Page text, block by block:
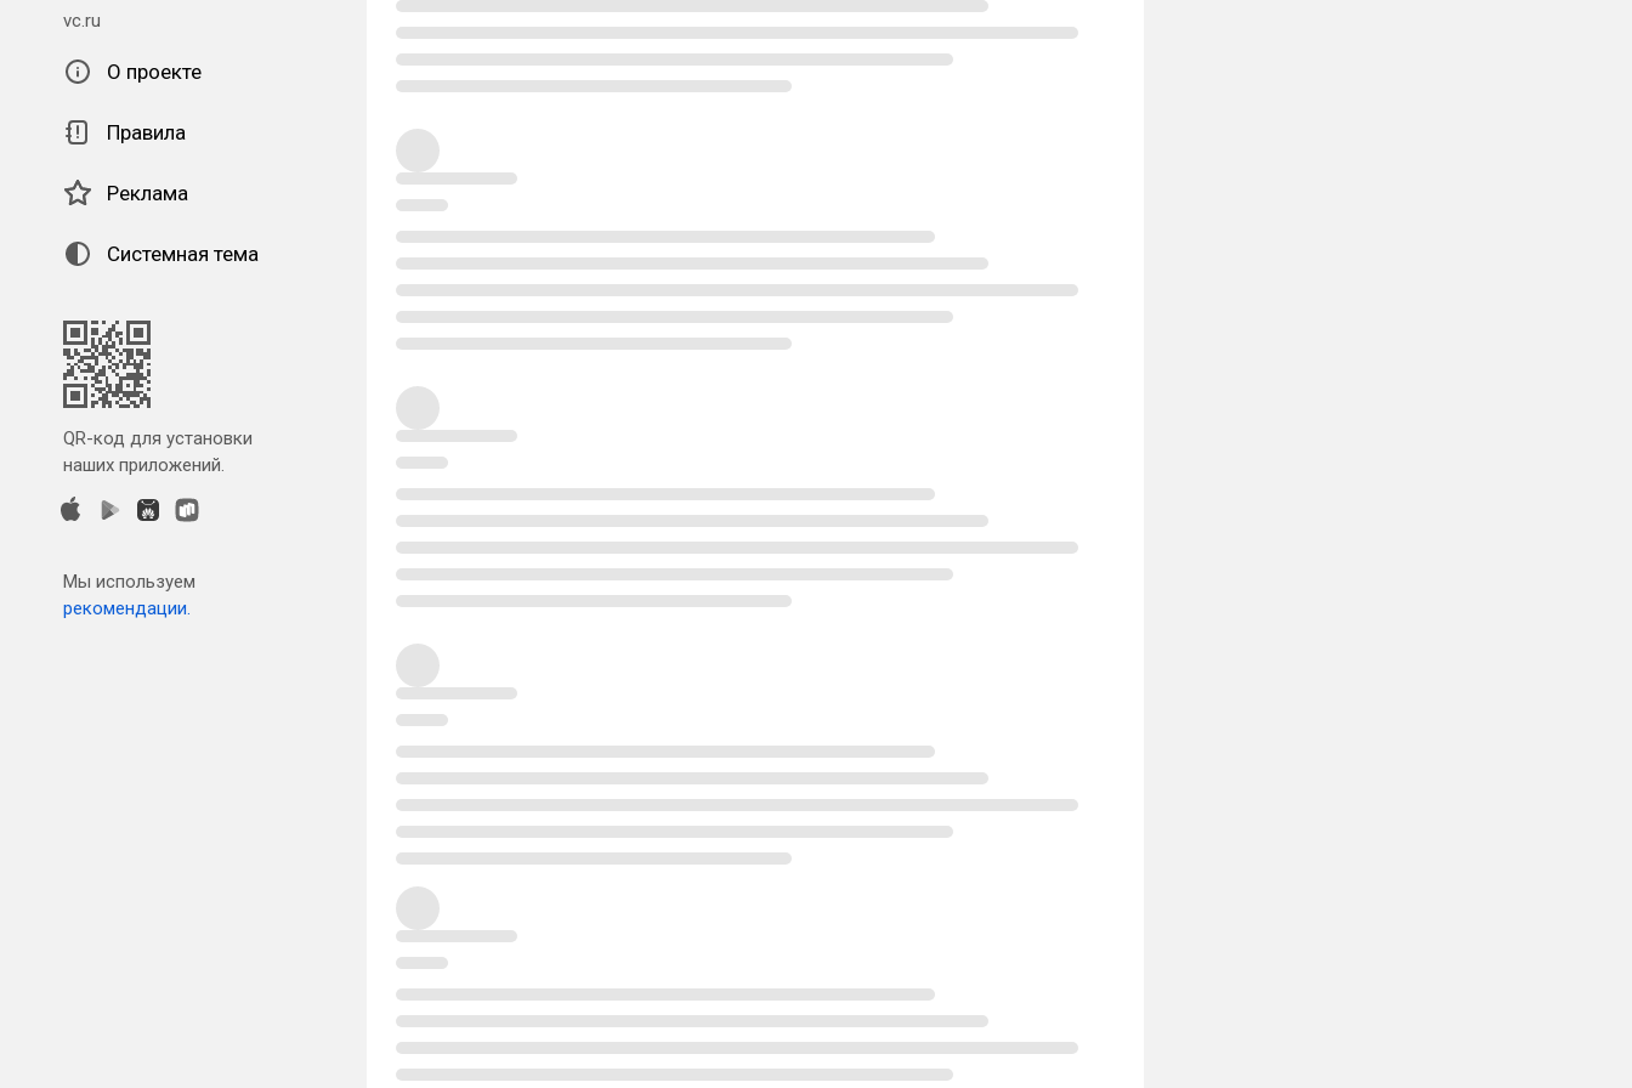
vc.ru
О проекте
Правила
Реклама
Системная тема
QR-код для установки
наших приложений.
Мы используем
рекомендации.